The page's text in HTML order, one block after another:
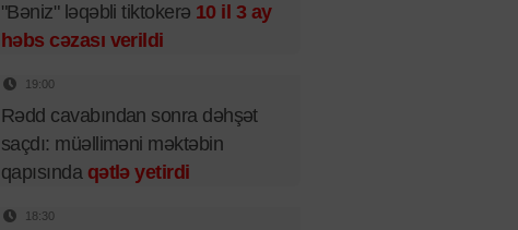
"Bəniz" ləqəbli tiktokerə 10 il 3 ay
həbs cəzası verildi
19:00
Rədd cavabından sonra dəhşət
saçdı: müəlliməni məktəbin
qapısında qətlə yetirdi
18:30